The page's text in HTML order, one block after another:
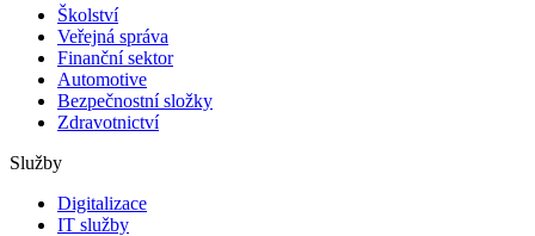
Školství
Veřejná správa
Finanční sektor
Automotive
Bezpečnostní složky
Zdravotnictví
Služby
Digitalizace
IT služby